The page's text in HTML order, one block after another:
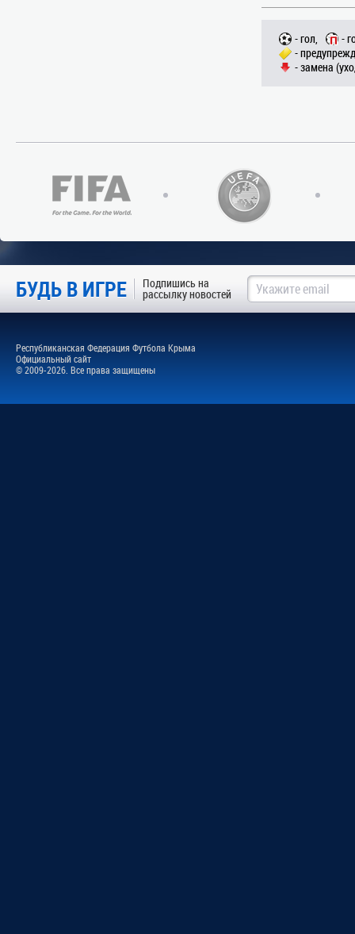
- гол,
-
-
- замена
БУДЬ В ИГРЕ Подпишись на
рассылку новостей
Республиканская Федерация Футбола Крыма
Официальный сайт
© 2009-2026. Все права защищены